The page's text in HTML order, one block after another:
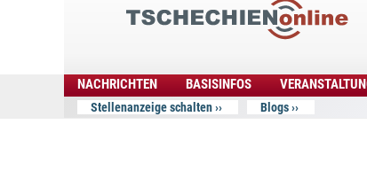
Online
NACHRICHTEN BASISINFOS
Stellenanzeige schalten Blogs